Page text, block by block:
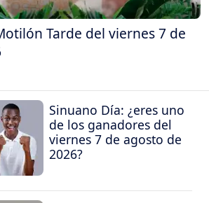
Tarde del viernes 7 de
Sinuano Día: ¿eres uno
de los ganadores del
viernes 7 de agosto de
2026?